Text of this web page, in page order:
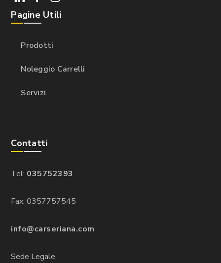
Pagine Utili
Prodotti
Noleggio Carrelli
Servizi
Contatti
Tel: 035752393
Fax: 0357757545
info@carseriana.com
Sede Legale